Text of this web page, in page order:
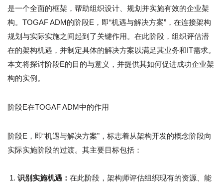
是一个全面的框架，帮助组织设计、规划并实施有效的企业架
构。TOGAF ADM的阶段E，即“机遇与解决方案”，在连接架构
规划与实际实施之间起到了关键作用。在此阶段，组织评估潜
在的架构机遇，并制定具体的解决方案以满足其业务和IT需求。
本文将探讨阶段E的目的与意义，并提供其如何促进成功企业架
构的实例。
阶段E在TOGAF ADM中的作用
阶段E，即“机遇与解决方案”，标志着从架构开发的概念阶段向
实际实施阶段的过渡。其主要目标包括：
识别实施机遇： 在此阶段，架构师评估组织现有的资源、能